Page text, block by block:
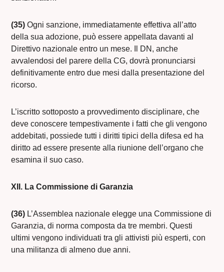
(35) Ogni sanzione, immediatamente effettiva all’atto
della sua adozione, può essere appellata davanti al
Direttivo nazionale entro un mese. Il DN, anche
avvalendosi del parere della CG, dovrà pronunciarsi
definitivamente entro due mesi dalla presentazione del
ricorso.
L’iscritto sottoposto a provvedimento disciplinare, che
deve conoscere tempestivamente i fatti che gli vengono
addebitati, possiede tutti i diritti tipici della difesa ed ha
diritto ad essere presente alla riunione dell’organo che
esamina il suo caso.
XII. La Commissione di Garanzia
(36) L’Assemblea nazionale elegge una Commissione di
Garanzia, di norma composta da tre membri. Questi
ultimi vengono individuati tra gli attivisti più esperti, con
una militanza di almeno due anni.